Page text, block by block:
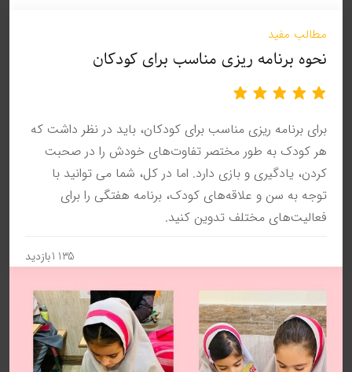
مطالب مفید
نحوه برنامه ریزی مناسب برای کودکان
برای برنامه ریزی مناسب برای کودکان، باید در نظر داشت که
هر کودک به طور مختصر تفاوت‌های خودش را در صحبت
کردن، یادگیری و بازی دارد. اما در کل، شما می توانید با
توجه به سن و علاقه‌های کودک، برنامه هفتگی را برای
فعالیت‌های مختلف تدوین کنید.
1135بازدید